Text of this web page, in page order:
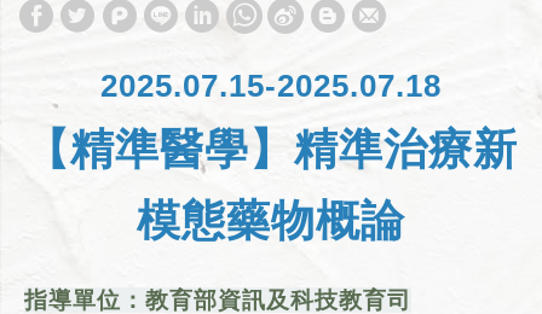
2025.07.15-2025.07.18
【精準醫學】精準治療新
模態藥物概論
指導單位：教育部資訊及科技教育司